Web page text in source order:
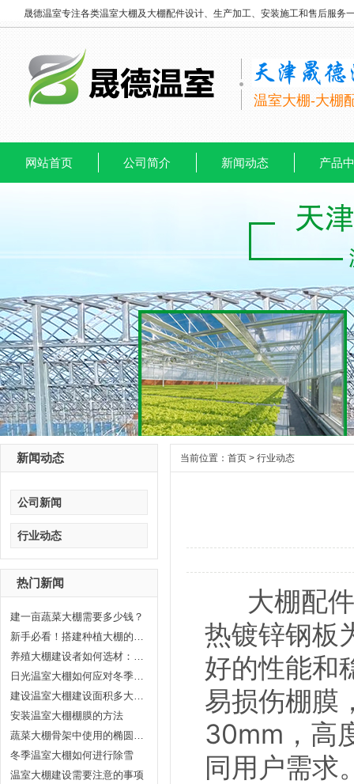
晟德温室专注各类温室大棚及大棚配件设计、生产加工、安装施工和售后服务
温室大棚-大棚
网站首页 公司简介 新闻动态 产品
新闻动态
公司新闻
行业动态
热门新闻
建一亩蔬菜大棚需要多少钱？
新手必看！搭建种植大棚的6个关键...
养殖大棚建设者如何选材：打造高...
日光温室大棚如何应对冬季气温
建设温室大棚建设面积多大合适?晟...
安装温室大棚棚膜的方法
蔬菜大棚骨架中使用的椭圆管有哪...
冬季温室大棚如何进行除雪
温室大棚建设需要注意的事项
当前位置： 首页 > 行业动态
大棚配件
热镀锌钢板
好的性能和
易损伤棚膜
30mm，高
同用户需求